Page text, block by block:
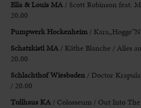
Ella & Louis MA / Scott Robinsonfeat.
20.00
Pumpwerk Hockenheim /
Schatzkistl MA / Käthe Blanche / Alles
20.00
SchlachthofWiesbaden / Doctor
/ 20.00
Tollhaus KA / Colosseum / Out Into